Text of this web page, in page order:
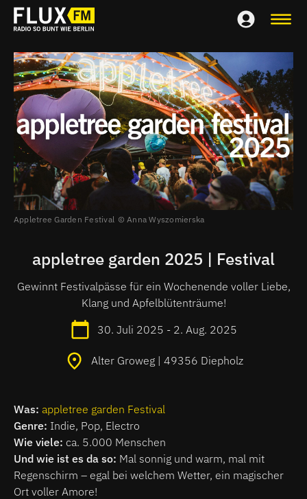
Appletree Garden Festival Anna Wyszomierska
appletree garden 2025 | Festival
Gewinnt Festivalpässe für ein Wochenende voller Liebe,
Klang und Apfelblütenträume!
30. Juli 2025 - 2. Aug. 2025
Alter Groweg | 49356 Diepholz
Was: appletree garden Festival
Genre: Indie, Pop, Electro
Wie viele: ca. 5.000 Menschen
Und wie ist es da so: Mal sonnig und warm, mal mit
Regenschirm – egal bei welchem Wetter, ein magischer
Ort voller Amore!